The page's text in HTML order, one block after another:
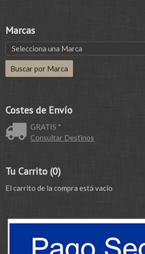
Marcas
Costes de Envío
GRATIS *
Consultar Destinos
Tu Carrito (0)
El carrito de la compra está vacío